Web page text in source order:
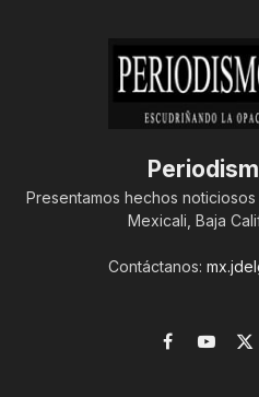
Presentamos hechos
Mexicali, Baja
Contáctanos:
Facebook
YouTube
X